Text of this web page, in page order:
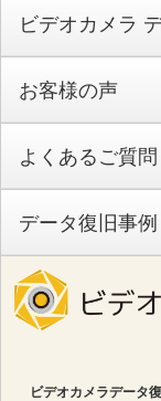
ビデオカメラ
お客様の声
よくあるご質問
データ復旧事例
ビデオカメラデータ